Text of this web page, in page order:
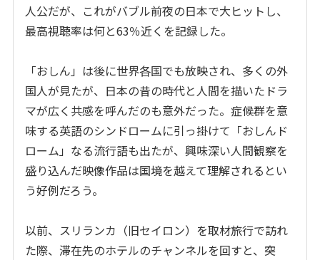
人公だが、これがバブル前夜の日本で大ヒットし、
最高視聴率は何と63％近くを記録した。
「おしん」は後に世界各国でも放映され、多くの外
国人が見たが、日本の昔の時代と人間を描いたドラ
マが広く共感を呼んだのも意外だった。症候群を意
味する英語のシンドロームに引っ掛けて「おしんド
ローム」なる流行語も出たが、興味深い人間観察を
盛り込んだ映像作品は国境を越えて理解されるとい
う好例だろう。
以前、スリランカ（旧セイロン）を取材旅行で訪れ
た際、滞在先のホテルのチャンネルを回すと、突